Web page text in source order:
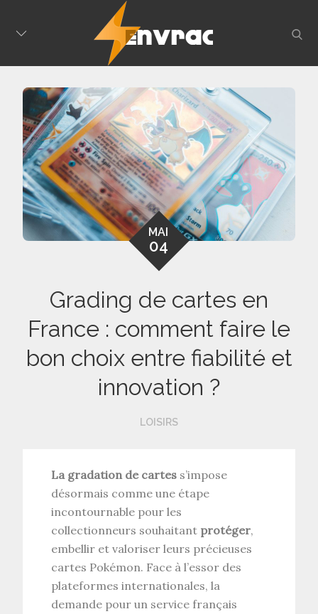
MAI
04
Grading de cartes en
France : comment faire le
bon choix entre fiabilité et
innovation ?
LOISIRS
La gradation de cartes s’impose
désormais comme une étape
incontournable pour les
collectionneurs souhaitant protéger,
embellir et valoriser leurs précieuses
cartes Pokémon. Face à l’essor des
plateformes internationales, la
demande pour un service français